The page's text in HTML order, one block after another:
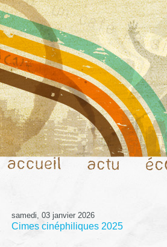
samedi, 03 janvier 2026
Cimes cinéphiliques 2025